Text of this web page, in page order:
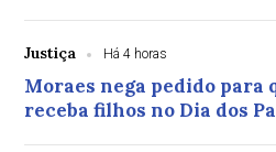
Justiça Há 4 horas
Moraes nega pedido para
receba filhos no Dia dos